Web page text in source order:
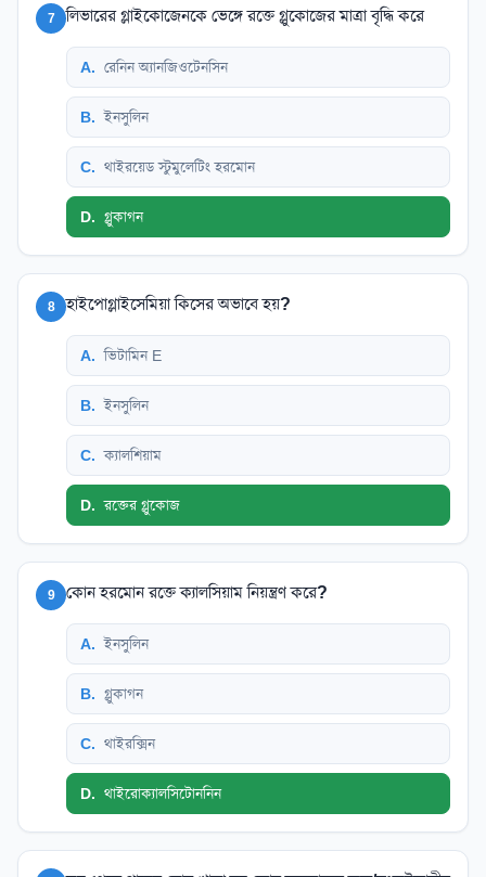
7 লিভারের গ্লাইকোজেনকে ভেঙ্গে রক্তে গ্লুকোজের মাত্রা বৃদ্ধি করে
A. রেনিন অ্যানজিওটেনসিন
B. ইনসুলিন
C. থাইরয়েড স্টুমুলেটিং হরমোন
D. গ্লুকাগন
8 হাইপোগ্লাইসেমিয়া কিসের অভাবে হয়?
A. ভিটামিন E
B. ইনসুলিন
C. ক্যালশিয়াম
D. রক্তের গ্লুকোজ
9 কোন হরমোন রক্তে ক্যালসিয়াম নিয়ন্ত্রণ করে?
A. ইনসুলিন
B. গ্লুকাগন
C. থাইরক্সিন
D. থাইরোক্যালসিটোননিন